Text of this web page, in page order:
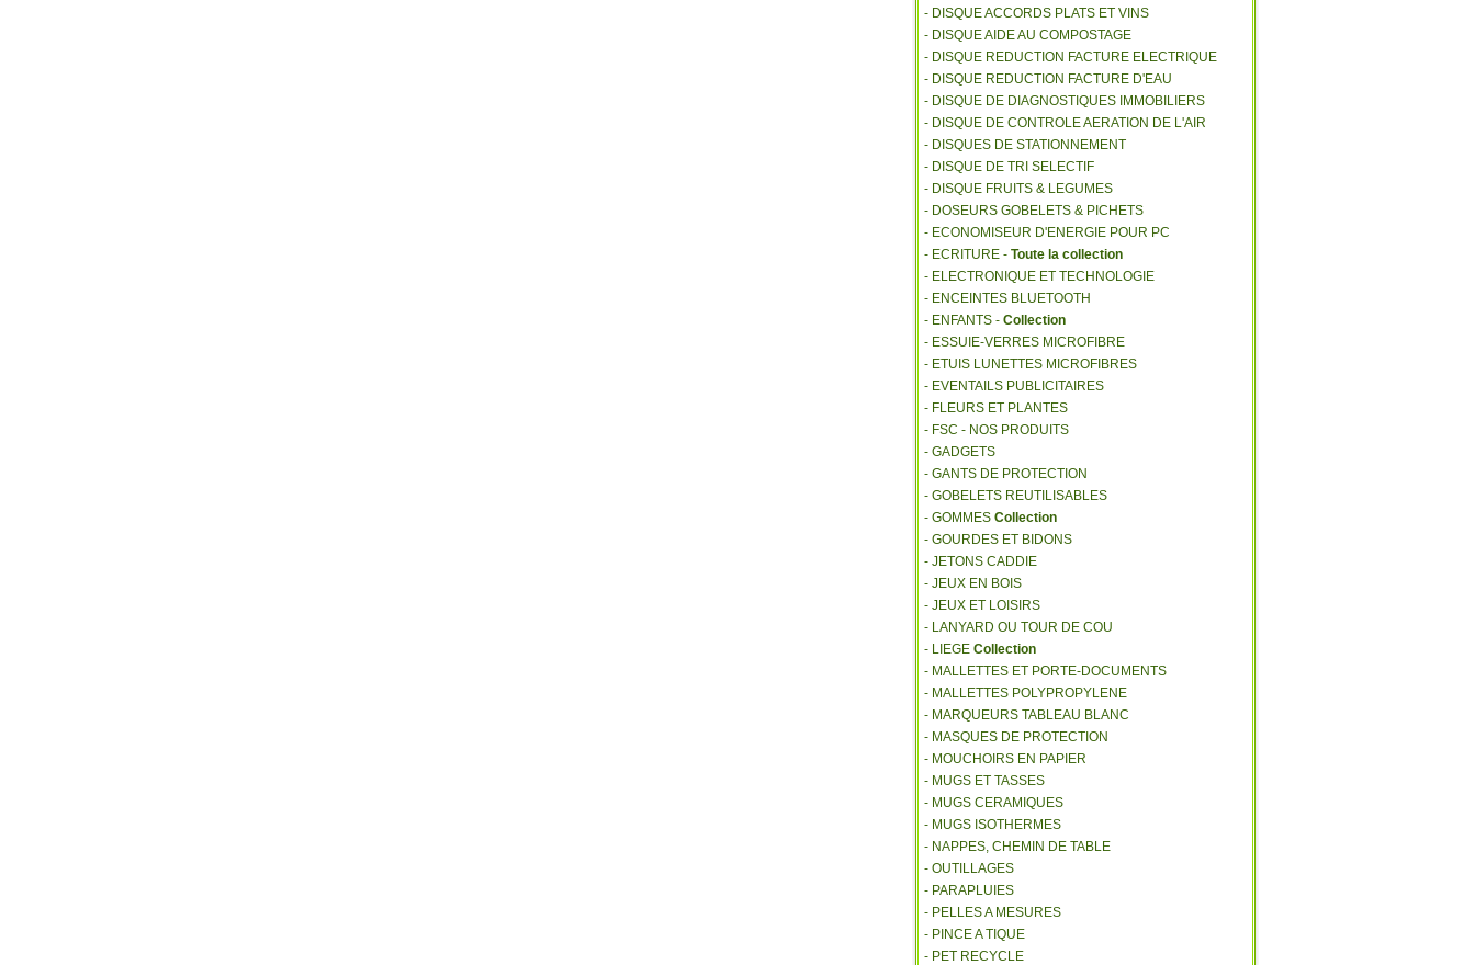
- DISQUE ACCORDS PLATS ET VINS
- DISQUE AIDE AU COMPOSTAGE
- DISQUE REDUCTION FACTURE ELECTRIQUE
- DISQUE REDUCTION FACTURE D'EAU
- DISQUE DE DIAGNOSTIQUES IMMOBILIERS
- DISQUE DE CONTROLE AERATION DE L'AIR
- DISQUES DE STATIONNEMENT
- DISQUE DE TRI SELECTIF
- DISQUE FRUITS & LEGUMES
- DOSEURS GOBELETS & PICHETS
- ECONOMISEUR D'ENERGIE POUR PC
- ECRITURE - Toute la collection
- ELECTRONIQUE ET TECHNOLOGIE
- ENCEINTES BLUETOOTH
- ENFANTS - Collection
- ESSUIE-VERRES MICROFIBRE
- ETUIS LUNETTES MICROFIBRES
- EVENTAILS PUBLICITAIRES
- FLEURS ET PLANTES
- FSC - NOS PRODUITS
- GADGETS
- GANTS DE PROTECTION
- GOBELETS REUTILISABLES
- GOMMES Collection
- GOURDES ET BIDONS
- JETONS CADDIE
- JEUX EN BOIS
- JEUX ET LOISIRS
- LANYARD OU TOUR DE COU
- LIEGE Collection
- MALLETTES ET PORTE-DOCUMENTS
- MALLETTES POLYPROPYLENE
- MARQUEURS TABLEAU BLANC
- MASQUES DE PROTECTION
- MOUCHOIRS EN PAPIER
- MUGS ET TASSES
- MUGS CERAMIQUES
- MUGS ISOTHERMES
- NAPPES, CHEMIN DE TABLE
- OUTILLAGES
- PARAPLUIES
- PELLES A MESURES
- PINCE A TIQUE
- PET RECYCLE